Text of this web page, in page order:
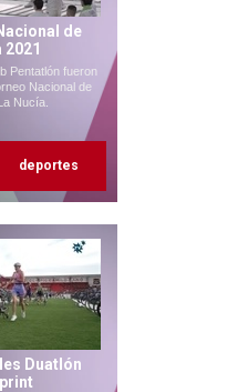
de
2021
Pentatlón fueron
Nacional de
Nucía.
deportes
Duatlón